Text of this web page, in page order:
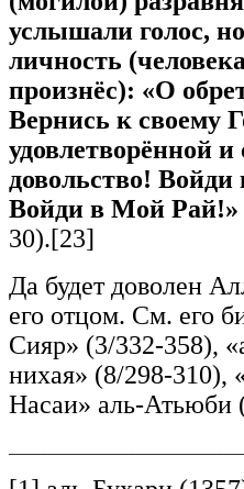
услышали голос,
личность
произнёс): «О
Вернись к своему
удовлетворённой
довольство!
Войди в Мой Рай!»
30).[23]
Да будет доволен
его отцом. См. его
Сияр» (3/332-358),
нихая» (8/298-
Насаи» аль-Атьюби